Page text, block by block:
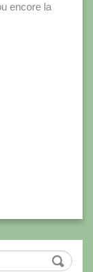
encore la